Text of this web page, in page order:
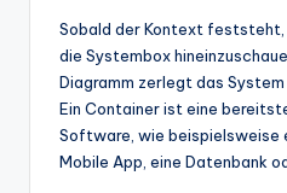
Sobald der Kontext
die Systembox
Diagramm zerlegt das
Ein Container ist eine
Software, wie beispielsweise
Mobile App, eine Datenbank